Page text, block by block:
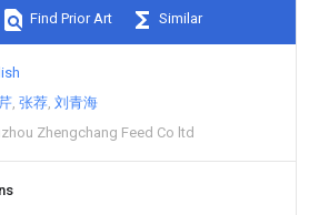
Find Prior Art Similar
张荐 刘青海
Zhengchang Feed Co ltd